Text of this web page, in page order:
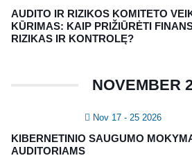
AUDITO IR RIZIKOS KOMITETO
KŪRIMAS: KAIP PRIŽIŪRĖTI
RIZIKAS IR KONTROLĘ?
NOVEMBER
Nov 17 - 25 2026
KIBERNETINIO SAUGUMO
AUDITORIAMS